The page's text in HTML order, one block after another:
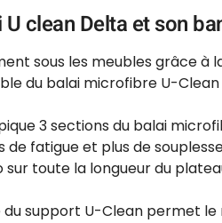
clean Delta et son
sous les meubles grâce
du balai microfibre U-
3 sections du balai
de fatigue et plus de
sur toute la longueur du
support U-Clean permet le